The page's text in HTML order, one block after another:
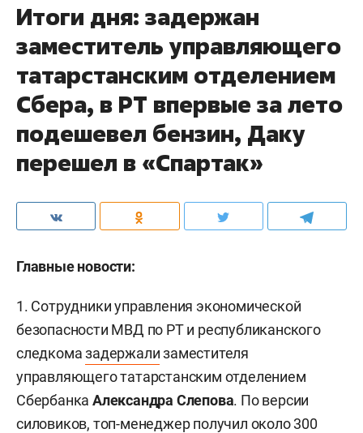
Итоги дня: задержан
заместитель управляющего
татарстанским отделением
Сбера, в РТ впервые за лето
подешевел бензин, Даку
перешел в «Спартак»
Главные новости:
1. Сотрудники управления экономической
безопасности МВД по РТ и республиканского
следкомазадержализаместителя
управляющего татарстанским отделением
СбербанкаАлександра Слепова. По версии
силовиков, топ-менеджер получил около 300